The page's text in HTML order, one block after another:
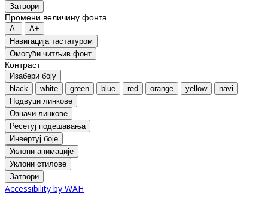
Затвори
Промени величину фонта
A-
A+
Навигација тастатуром
Oмогући читљив фонт
Контраст
Изабери боју
black
white green blue red orange yellow
navi
Подвуци линкове
Означи линкове
Ресетуј подешавања
Инвертуј боје
Уклони анимације
Уклони стилове
Затвори
Accessibility by WAH